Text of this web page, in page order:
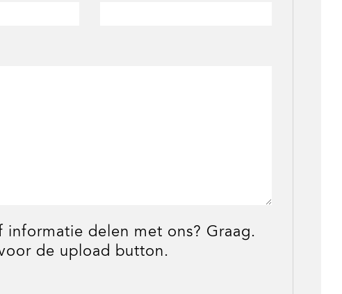
informatie delen met ons? Graag.
de upload button.